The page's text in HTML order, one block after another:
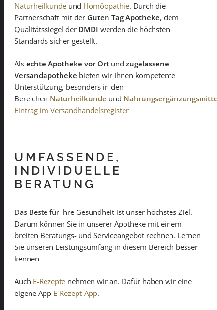
Naturheilkunde und Homöopathie. Durch die
Partnerschaft mit der Guten Tag Apotheke, dem
Qualitätssiegel der DMDI werden die höchsten
Standards sicher gestellt.
Als echte Apotheke vor Ort und zugelassene
Versandapotheke bieten wir Ihnen kompetente
Unterstützung, besonders in den
Bereichen Naturheilkunde und
Eintrag im Versandhandelsregister
UMFASSENDE,
INDIVIDUELLE
BERATUNG
Das Beste für Ihre Gesundheit ist unser höchstes Ziel.
Darum können Sie in unserer Apotheke mit einem
breiten Beratungs- und Serviceangebot rechnen. Lernen
Sie unseren Leistungsumfang in diesem Bereich besser
kennen.
Auch E-Rezepte nehmen wir an. Dafür haben wir eine
eigene App E-Rezept-App.